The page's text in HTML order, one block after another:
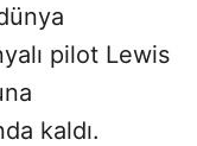
pilot Lewis
kaldı.